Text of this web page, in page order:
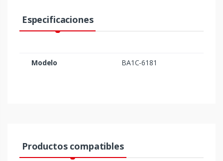
Especificaciones
Modelo BA1C-6181
Productos compatibles